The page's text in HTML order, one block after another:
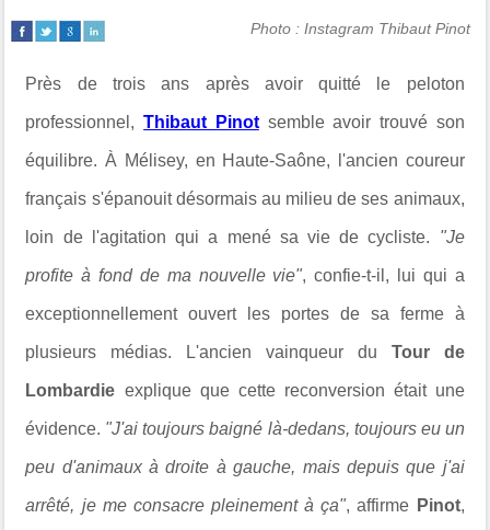
Photo : Instagram Thibaut Pinot
Près de trois ans après avoir quitté le peloton
professionnel,Thibaut Pinotsemble avoir trouvé son
équilibre. À Mélisey, en Haute-Saône, l'ancien coureur
français s'épanouit désormais au milieu de ses animaux,
loin de l'agitation qui a mené sa vie de cycliste. "Je
profite à fond de ma nouvelle vie", confie-t-il, lui qui a
exceptionnellement ouvert les portes de sa ferme à
plusieurs médias. L'ancien vainqueur du Tour de
Lombardie explique que cette reconversion était une
évidence. "J'ai toujours baigné là-dedans, toujours eu un
peu d'animaux à droite à gauche, mais depuis que j'ai
arrêté, je me consacre pleinement à ça", affirme Pinot,